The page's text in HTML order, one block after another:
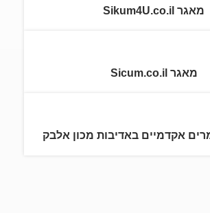
מאגר Sikum4U.co.il
מאגר Sicum.co.il
אקדמיים באדיבות מכון אלבק